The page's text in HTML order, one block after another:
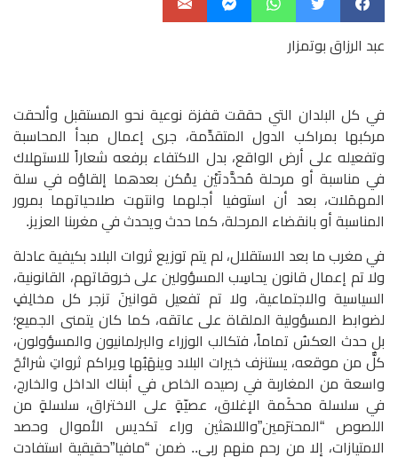
عبد الرزاق بوتمزار
في كل البلدان التي حققت قفزة نوعية نحو المستقبل وألحقت
مركبها بمراكب الدول المتقدِّمة، جرى إعمال مبدأ المحاسبة
وتفعيله على أرض الواقع، بدل الاكتفاء برفعه شعاراً للاستهلاك
في مناسبة أو مرحلة مُحدَّدتَيْن يمْكن بعدهما إلقاؤه في سلة
المهمَلات، بعد أن استوفيا أجلهما وانتهت صلاحياتهما بمرور
المناسبة أو بانقضاء المرحلة، كما حدث ويحدث في مغربنا العزيز.
في مغرب ما بعد الاستقلال، لم يتم توزيع ثروات البلاد بكيفية عادلة
ولا تم إعمال قانون يحاسِب المسؤولين على خروقاتهم، القانونية،
السياسية والاجتماعية، ولا تم تفعيل قوانينَ تزجر كل مخالِفٍ
لضوابط المسؤولية الملقاة على عاتقه، كما كان يتمنى الجميع؛
بل حدث العكسُ تماماً، فتكالب الوزراء والبرلمانيون والمسؤولون،
كلٌّ من موقعه، يستنزف خيرات البلاد وينهَبُها ويراكم ثرواتِ شرائحَ
واسعة من المغاربة في رصيده الخاص في أبناك الداخل والخارج،
في سلسلة محكَمة الإغلاق، عصيّةٍ على الاختراق، سلسلةٍ من
اللصوص “المحترَمين”واللاهثين وراء تكديس الأموال وحصد
الامتيازات، إلا من رحم منهم ربي.. ضمن “مافيا”حقيقية استفادت